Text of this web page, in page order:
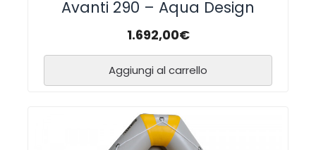
Avanti 290 – Aqua Design
1.692,00€
Aggiungi al carrello